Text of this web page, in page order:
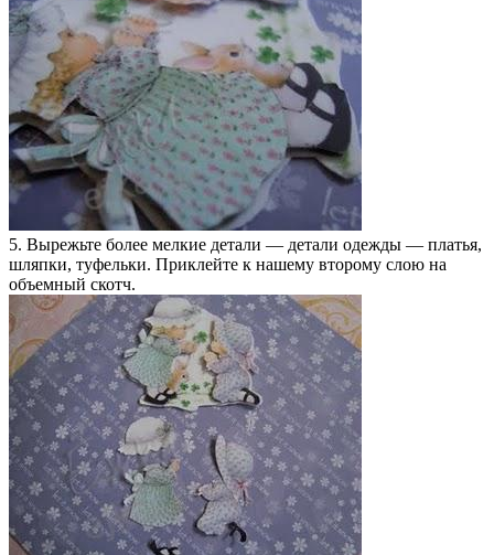
5. Вырежьте более мелкие детали — детали одежды — платья,
шляпки, туфельки. Приклейте к нашему второму слою на
объемный скотч.